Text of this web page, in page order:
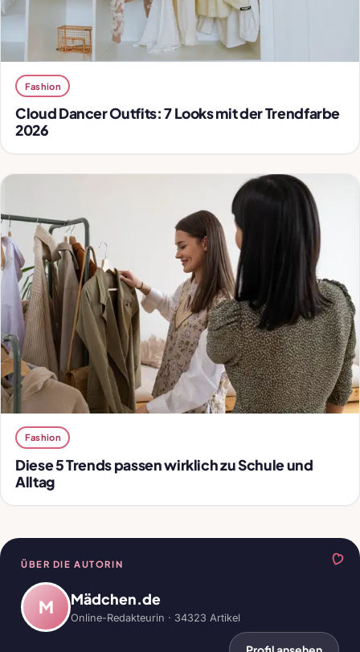
Fashion
Cloud Dancer Outfits: 7 Looks mit der Trendfarbe
2026
Fashion
Diese 5 Trends passen wirklich zu Schule und
Alltag
ÜBER DIE AUTORIN
M Mädchen.de
Online-Redakteurin · 34323 Artikel